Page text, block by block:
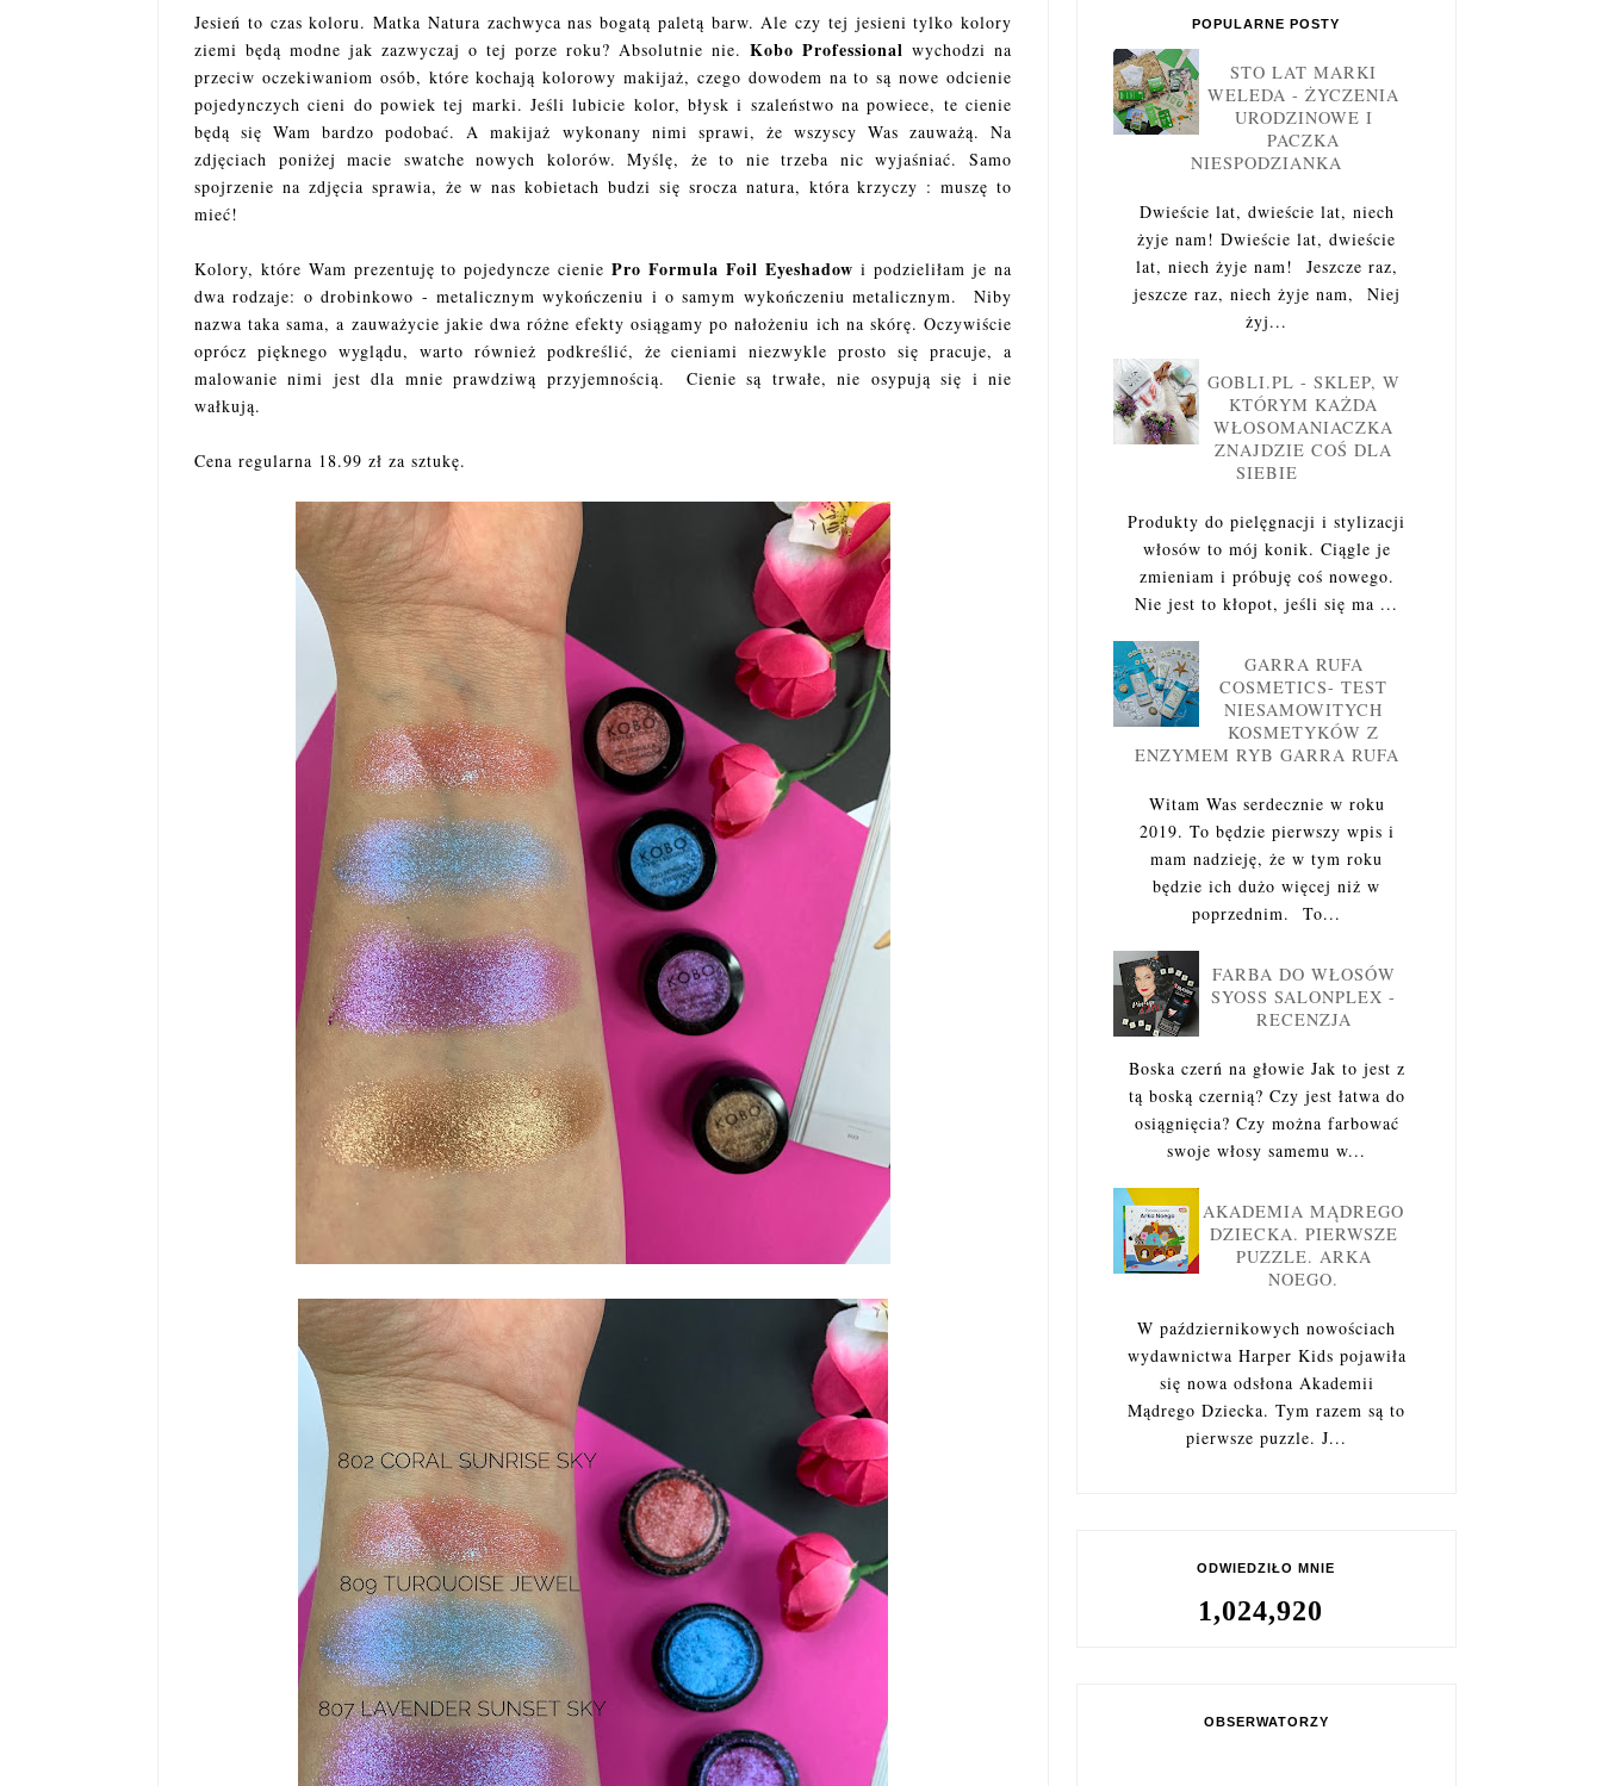
Jesień to czas koloru. Matka Natura zachwyca nas bogatą paletą barw. Ale czy tej jesieni tylko kolory
ziemi będą modne jak zazwyczaj o tej porze roku? Absolutnie nie. Kobo Professional wychodzi na
przeciw oczekiwaniom osób, które kochają kolorowy makijaż, czego dowodem na to są nowe odcienie
pojedynczych cieni do powiek tej marki. Jeśli lubicie kolor, błysk i szaleństwo na powiece, te cienie
będą się Wam bardzo podobać. A makijaż wykonany nimi sprawi, że wszyscy Was zauważą. Na
zdjęciach poniżej macie swatche nowych kolorów. Myślę, że to nie trzeba nic wyjaśniać. Samo
spojrzenie na zdjęcia sprawia, że w nas kobietach budzi się srocza natura, która krzyczy : muszę to
mieć!
Kolory, które Wam prezentuję to pojedyncze cienie Pro Formula Foil Eyeshadow i podzieliłam je na
dwa rodzaje: o drobinkowo - metalicznym wykończeniu i o samym wykończeniu metalicznym. Niby
nazwa taka sama, a zauważycie jakie dwa różne efekty osiągamy po nałożeniu ich na skórę. Oczywiście
oprócz pięknego wyglądu, warto również podkreślić, że cieniami niezwykle prosto się pracuje, a
malowanie nimi jest dla mnie prawdziwą przyjemnością. Cienie są trwałe, nie osypują się i nie
wałkują.
Cena regularna 18.99 zł za sztukę.
POPULARNE POSTY
STO LAT MARKI
WELEDA - ŻYCZENIA
URODZINOWE I
PACZKA
NIESPODZIANKA
Dwieście lat, dwieście lat, niech
żyje nam! Dwieście lat, dwieście
lat, niech żyje nam! Jeszcze raz,
jeszcze raz, niech żyje nam, Niej
żyj...
GOBLI.PL - SKLEP, W
KTÓRYM KAŻDA
WŁOSOMANIACZKA
ZNAJDZIE COŚ DLA
SIEBIE
Produkty do pielęgnacji i stylizacji
włosów to mój konik. Ciągle je
zmieniam i próbuję coś nowego.
Nie jest to kłopot, jeśli się ma ...
GARRA RUFA
COSMETICS- TEST
NIESAMOWITYCH
KOSMETYKÓW Z
ENZYMEM RYB GARRA RUFA
Witam Was serdecznie w roku
2019. To będzie pierwszy wpis i
mam nadzieję, że w tym roku
będzie ich dużo więcej niż w
poprzednim. To...
FARBA DO WŁOSÓW
SYOSS SALONPLEX -
RECENZJA
Boska czerń na głowie Jak to jest z
tą boską czernią? Czy jest łatwa do
osiągnięcia? Czy można farbować
swoje włosy samemu w...
AKADEMIA MĄDREGO
DZIECKA. PIERWSZE
PUZZLE. ARKA
NOEGO.
W październikowych nowościach
wydawnictwa Harper Kids pojawiła
się nowa odsłona Akademii
Mądrego Dziecka. Tym razem są to
pierwsze puzzle. J...
ODWIEDZIŁO MNIE
1,024,920
OBSERWATORZY